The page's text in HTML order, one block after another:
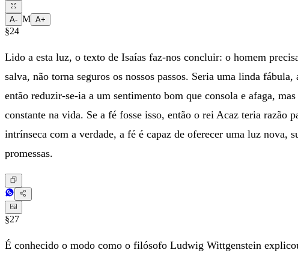
A- M A+
§24
Lido a esta luz, o texto de Isaías faz-nos concluir: o homem
salva, não torna seguros os nossos passos. Seria uma linda
então reduzir-se-ia a um sentimento bom que consola e afaga,
constante na vida. Se a fé fosse isso, então o rei Acaz teria razão
intrínseca com a verdade, a fé é capaz de oferecer uma luz nova,
promessas.
§27
É conhecido o modo como o filósofo Ludwig Wittgenstein